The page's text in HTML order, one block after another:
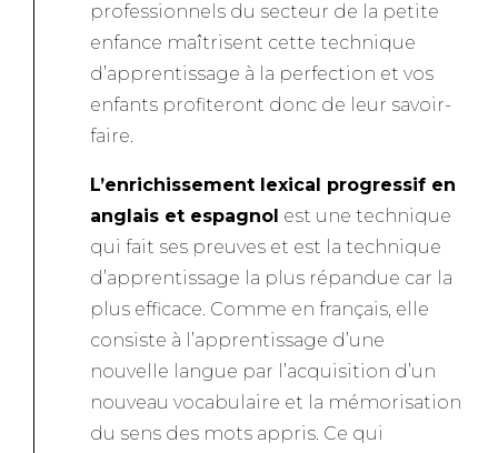
professionnels du secteur de la petite
enfance maîtrisent cette technique
d’apprentissage à la perfection et vos
enfants profiteront donc de leur savoir-
faire.
L’enrichissement lexical progressif en
anglais et espagnol est une technique
qui fait ses preuves et est la technique
d’apprentissage la plus répandue car la
plus efficace. Comme en français, elle
consiste à l’apprentissage d’une
nouvelle langue par l’acquisition d’un
nouveau vocabulaire et la mémorisation
du sens des mots appris. Ce qui